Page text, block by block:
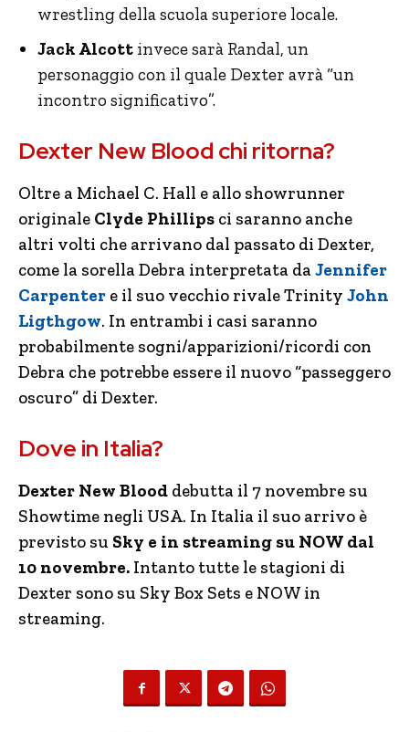
wrestling della scuola superiore locale.
Jack Alcott invece sarà Randal, un
personaggio con il quale Dexter avrà “un
incontro significativo”.
Dexter New Blood chi ritorna?
Oltre a Michael C. Hall e allo showrunner
originale Clyde Phillips ci saranno anche
altri volti che arrivano dal passato di Dexter,
come la sorella Debra interpretata daJennifer
Carpenter e il suo vecchio rivale Trinity John
Ligthgow. In entrambi i casi saranno
probabilmente sogni/apparizioni/ricordi con
Debra che potrebbe essere il nuovo “passeggero
oscuro” di Dexter.
Dove in Italia?
Dexter New Blood debutta il 7 novembre su
Showtime negli USA. In Italia il suo arrivo è
previsto su Sky e in streaming su NOW dal
10 novembre. Intanto tutte le stagioni di
Dexter sono su Sky Box Sets e NOW in
streaming.